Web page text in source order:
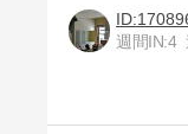
週間IN:4